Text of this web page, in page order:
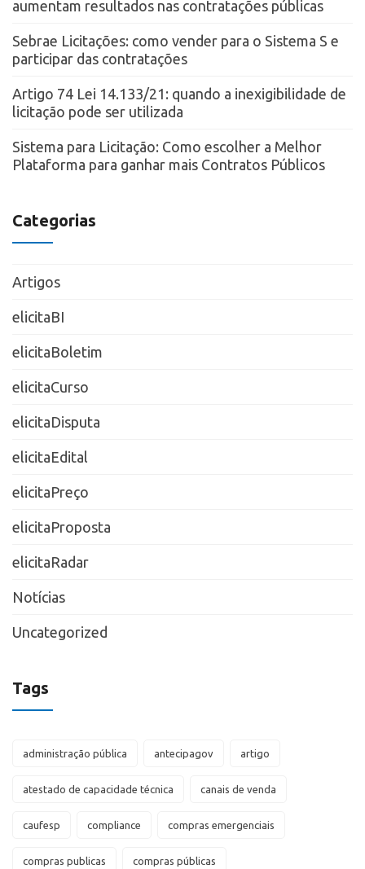
aumentam resultados nas contratações públicas
Sebrae Licitações: como vender para o Sistema S e
participar das contratações
Artigo 74 Lei 14.133/21: quando a inexigibilidade de
licitação pode ser utilizada
Sistema para Licitação: Como escolher a Melhor
Plataforma para ganhar mais Contratos Públicos
Categorias
Artigos
elicitaBI
elicitaBoletim
elicitaCurso
elicitaDisputa
elicitaEdital
elicitaPreço
elicitaProposta
elicitaRadar
Notícias
Uncategorized
Tags
administração pública antecipagov artigo
atestado de capacidade técnica canais de venda
caufesp compliance compras emergenciais
compras publicas compras públicas